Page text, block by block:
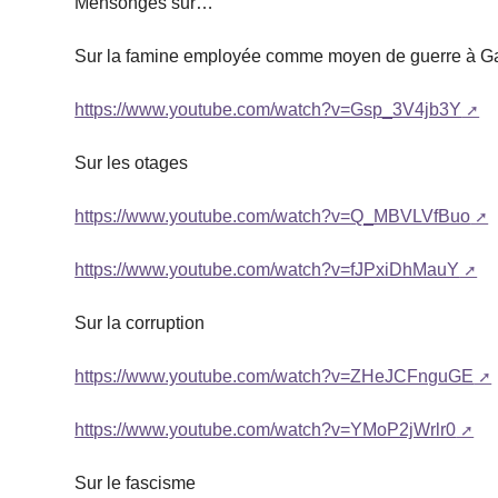
Sur la famine employée comme moyen de guerre à
https://www.youtube.com/watch?v=Gsp_3V4jb3Y
Sur les otages
https://www.youtube.com/watch?v=Q_MBVLVfBuo
https://www.youtube.com/watch?v=fJPxiDhMauY
Sur la corruption
https://www.youtube.com/watch?v=ZHeJCFnguGE
https://www.youtube.com/watch?v=YMoP2jWrlr0
Sur le fascisme